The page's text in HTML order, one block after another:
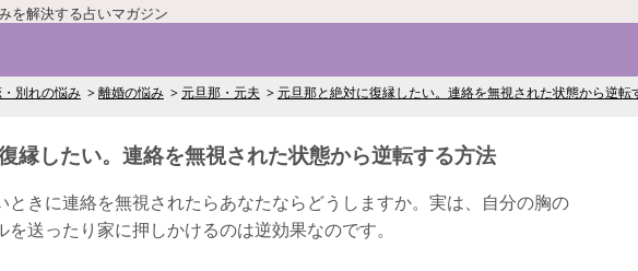
を解決する占いマガジン
別れの悩み 離婚の悩み 元旦那・元夫 元旦那と絶対に復縁したい。連絡を無視された状態から逆転
縁したい。連絡を無視された状態から逆転する方法
ときに連絡を無視されたらあなたならどうしますか。実は、自分の胸の
を送ったり家に押しかけるのは逆効果なのです。